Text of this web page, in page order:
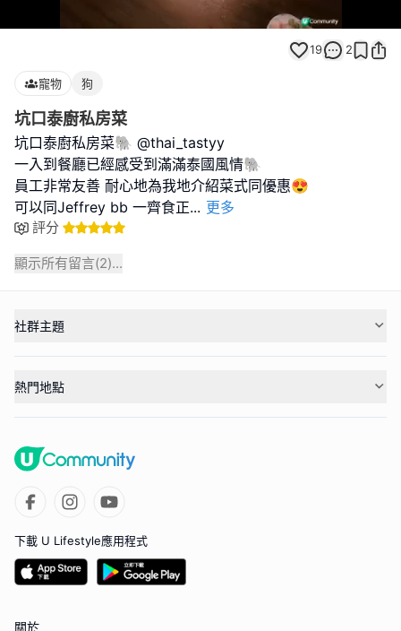
100.00%
19 2
寵物 狗
坑口泰廚私房菜
坑口泰廚私房菜🐘 @thai_tastyy
一入到餐廳已經感受到滿滿泰國風情🐘
員工非常友善 耐心地為我地介紹菜式同優惠😍
可以同Jeffrey bb 一齊食正... 更多
評分
顯示所有留言(2)...
社群主題
熱門地點
下載 U Lifestyle應用程式
關於